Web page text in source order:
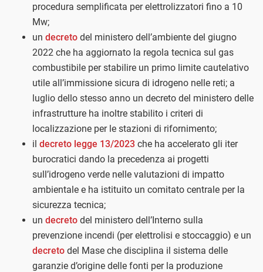
procedura semplificata per elettrolizzatori fino a 10
Mw;
un decreto del ministero dell’ambiente del giugno
2022 che ha aggiornato la regola tecnica sul gas
combustibile per stabilire un primo limite cautelativo
utile all’immissione sicura di idrogeno nelle reti; a
luglio dello stesso anno un decreto del ministero delle
infrastrutture ha inoltre stabilito i criteri di
localizzazione per le stazioni di rifornimento;
il decreto legge 13/2023 che ha accelerato gli iter
burocratici dando la precedenza ai progetti
sull’idrogeno verde nelle valutazioni di impatto
ambientale e ha istituito un comitato centrale per la
sicurezza tecnica;
un decreto del ministero dell’Interno sulla
prevenzione incendi (per elettrolisi e stoccaggio) e un
decreto del Mase che disciplina il sistema delle
garanzie d’origine delle fonti per la produzione